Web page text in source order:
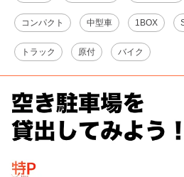
コンパクト 中型車 1BOX
トラック 原付 バイク